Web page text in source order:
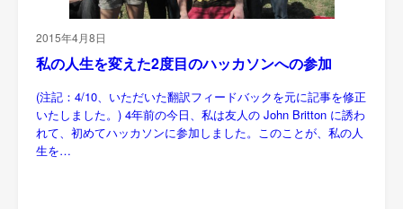
2015年4月8日
私の人生を変えた2度目のハッカソンへの参加
(注記：4/10、いただいた翻訳フィードバックを元に記事を修正
いたしました。) 4年前の今日、私は友人の John Britton に誘わ
れて、初めてハッカソンに参加しました。このことが、私の人
生を…